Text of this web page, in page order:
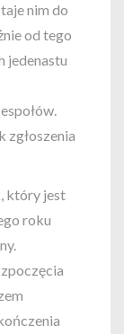
nim do
od tego
jedenastu
zgłoszenia
który jest
roku